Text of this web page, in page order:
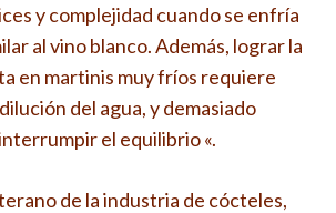
y complejidad cuando se enfría
al vino blanco. Además, lograr la
en martinis muy fríos requiere
del agua, y demasiado
el equilibrio «.
de la industria de cócteles,